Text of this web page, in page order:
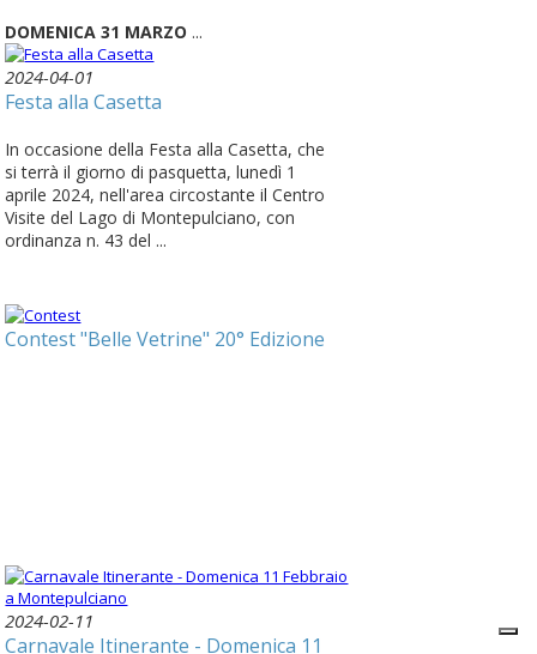
DOMENICA 31 MARZO ...
2024-04-01
Festa alla Casetta
In occasione della Festa alla Casetta, che
si terrà il giorno di pasquetta, lunedì 1
aprile 2024, nell'area circostante il Centro
Visite del Lago di Montepulciano, con
ordinanza n. 43 del ...
Contest "Belle Vetrine" 20° Edizione
2024-02-11
Carnavale Itinerante - Domenica 11